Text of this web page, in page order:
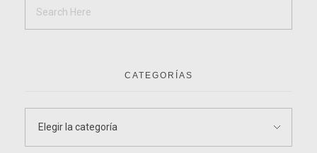
CATEGORÍAS